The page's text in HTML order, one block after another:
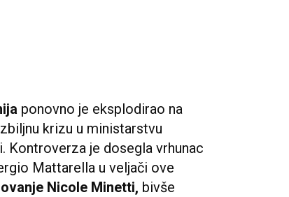
ponovno je eksplodirao na
krizu u ministarstvu
Kontroverza je dosegla vrhunac
Mattarella u veljači ove
Nicole Minetti, bivše